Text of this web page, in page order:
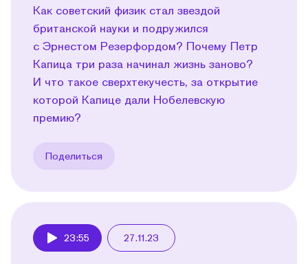
Как советский физик стал звездой
британской науки и подружился
с Эрнестом Резерфордом? Почему Петр
Капица три раза начинал жизнь заново?
И что такое сверхтекучесть, за открытие
которой Капице дали Нобелевскую
премию?
Поделиться
23:55 27.11.23